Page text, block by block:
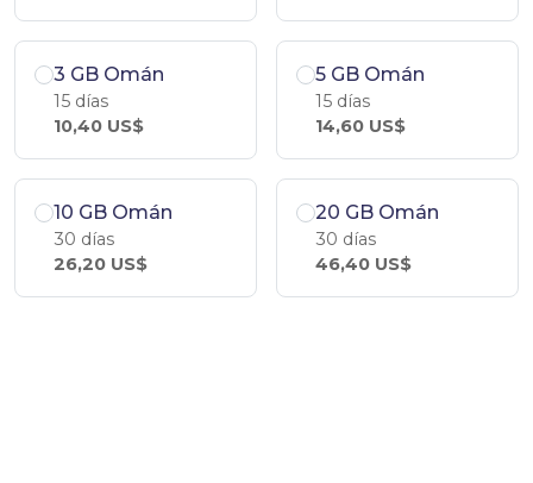
3 GB Omán
15 días
10,40 US$
5 GB Omán
15 días
14,60 US$
10 GB Omán
30 días
26,20 US$
20 GB Omán
30 días
46,40 US$